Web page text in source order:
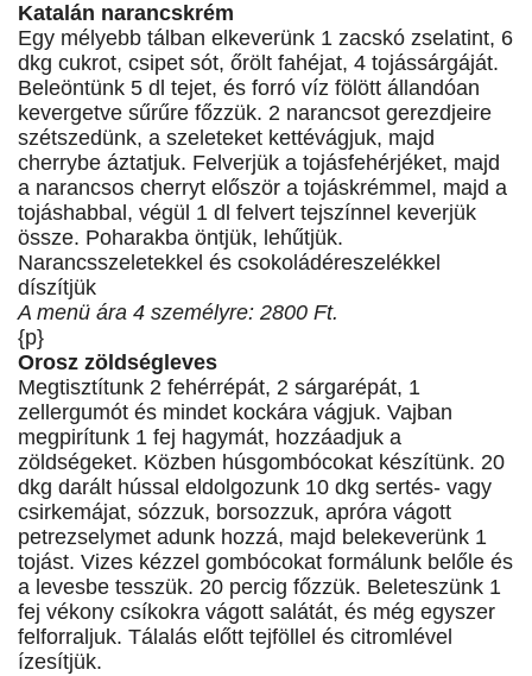
Katalán narancskrém
Egy mélyebb tálban elkeverünk 1 zacskó zselatint, 6
dkg cukrot, csipet sót, őrölt fahéjat, 4 tojássárgáját.
Beleöntünk 5 dl tejet, és forró víz fölött állandóan
kevergetve sűrűre főzzük. 2 narancsot gerezdjeire
szétszedünk, a szeleteket kettévágjuk, majd
cherrybe áztatjuk. Felverjük a tojásfehérjéket, majd
a narancsos cherryt először a tojáskrémmel, majd a
tojáshabbal, végül 1 dl felvert tejszínnel keverjük
össze. Poharakba öntjük, lehűtjük.
Narancsszeletekkel és csokoládéreszelékkel
díszítjük
A menü ára 4 személyre: 2800 Ft.
{p}
Orosz zöldségleves
Megtisztítunk 2 fehérrépát, 2 sárgarépát, 1
zellergumót és mindet kockára vágjuk. Vajban
megpirítunk 1 fej hagymát, hozzáadjuk a
zöldségeket. Közben húsgombócokat készítünk. 20
dkg darált hússal eldolgozunk 10 dkg sertés- vagy
csirkemájat, sózzuk, borsozzuk, apróra vágott
petrezselymet adunk hozzá, majd belekeverünk 1
tojást. Vizes kézzel gombócokat formálunk belőle és
a levesbe tesszük. 20 percig főzzük. Beleteszünk 1
fej vékony csíkokra vágott salátát, és még egyszer
felforraljuk. Tálalás előtt tejföllel és citromlével
ízesítjük.